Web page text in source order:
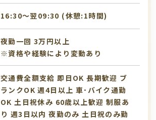
16:30〜翌09:30 (休憩:1時間)
夜勤一回 3万円以上
※資格や経験により変動あり
交通費全額支給 即日OK 長期歓迎 ブ
ランクOK 週4日以上 車･バイク通勤
OK 土日祝休み 60歳以上歓迎 制服あ
り 週3日以内 夜勤のみ 土日祝のみ勤